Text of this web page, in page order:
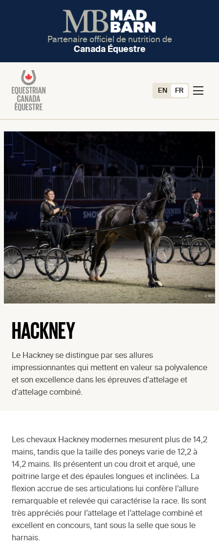
Partenaire officiel de nutrition de
Canada Équestre
EN FR
HACKNEY
Le Hackney se distingue par ses allures
impressionnantes qui mettent en valeur sa polyvalence
et son excellence dans les épreuves d'attelage et
d'attelage combiné.
Les chevaux Hackney modernes mesurent plus de 14,2
mains, tandis que la taille des poneys varie de 12,2 à
14,2 mains. Ils présentent un cou droit et arqué, une
poitrine large et des épaules longues et inclinées. La
flexion accrue de ses articulations lui confère l’allure
remarquable et relevée qui caractérise la race. Ils sont
très appréciés pour l’attelage et l’attelage combiné et
excellent en concours, tant sous la selle que sous le
harnais.